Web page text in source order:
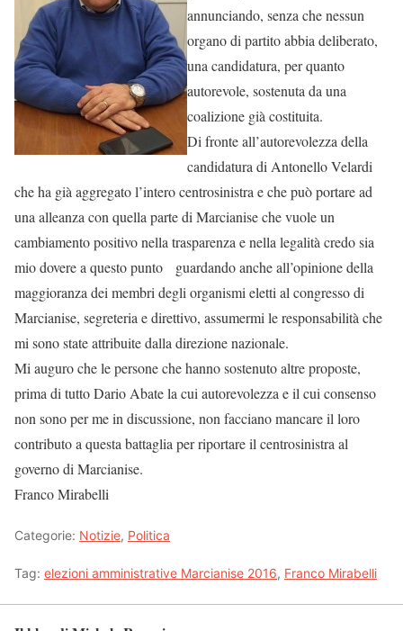
annunciando, senza che nessun
organo di partito abbia deliberato,
una candidatura, per quanto
autorevole, sostenuta da una
coalizione già costituita.
Di fronte all’autorevolezza della
candidatura di Antonello Velardi
che ha già aggregato l’intero centrosinistra e che può portare ad
una alleanza con quella parte di Marcianise che vuole un
cambiamento positivo nella trasparenza e nella legalità credo sia
mio dovere a questo punto guardando anche all’opinione della
maggioranza dei membri degli organismi eletti al congresso di
Marcianise, segreteria e direttivo, assumermi le responsabilità che
mi sono state attribuite dalla direzione nazionale.
Mi auguro che le persone che hanno sostenuto altre proposte,
prima di tutto Dario Abate la cui autorevolezza e il cui consenso
non sono per me in discussione, non facciano mancare il loro
contributo a questa battaglia per riportare il centrosinistra al
governo di Marcianise.
Franco Mirabelli
Categorie: Notizie, Politica
Tag: elezioni amministrative Marcianise 2016, Franco Mirabelli